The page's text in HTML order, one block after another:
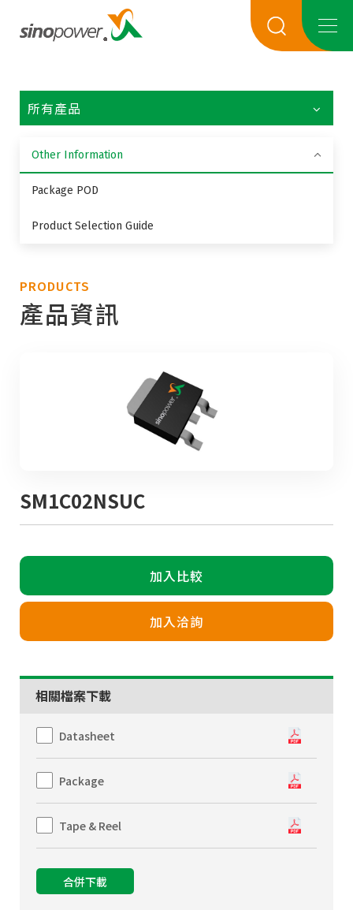
所有產品
Other Information
Package POD
Product Selection Guide
PRODUCTS
產品資訊
SM1C02NSUC
加入比較
加入洽詢
相關檔案下載
Datasheet
Package
Tape & Reel
合併下載